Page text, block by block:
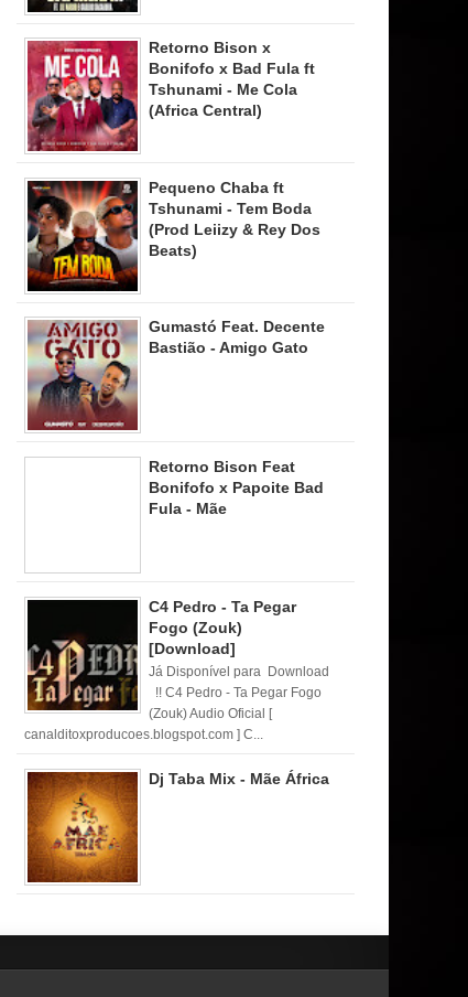
Retorno Bison x
Bonifofo x Bad Fula ft
Tshunami - Me Cola
(Africa Central)
Pequeno Chaba ft
Tshunami - Tem Boda
(Prod Leiizy & Rey Dos
Beats)
Gumastó Feat. Decente
Bastião - Amigo Gato
Retorno Bison Feat
Bonifofo x Papoite Bad
Fula - Mãe
C4 Pedro - Ta Pegar
Fogo (Zouk)
[Download]
Já Disponível para Download
!! C4 Pedro - Ta Pegar Fogo
(Zouk) Audio Oficial [
canalditoxproducoes.blogspot.com ] C...
Dj Taba Mix - Mãe África